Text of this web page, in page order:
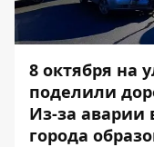
8 октября на
поделили
Из-за аварии
города